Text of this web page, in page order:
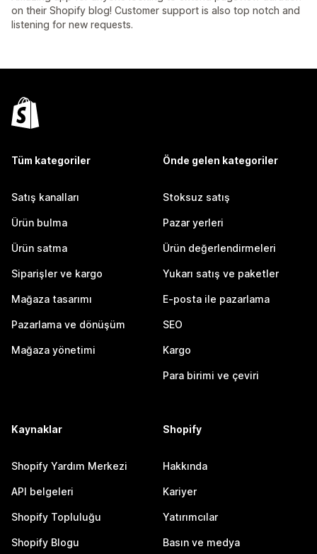
on their Shopify blog! Customer support is also top notch and
listening for new requests.
Tüm kategoriler
Satış kanalları
Ürün bulma
Ürün satma
Siparişler ve kargo
Mağaza tasarımı
Pazarlama ve dönüşüm
Mağaza yönetimi
Önde gelen kategoriler
Stoksuz satış
Pazar yerleri
Ürün değerlendirmeleri
Yukarı satış ve paketler
E-posta ile pazarlama
SEO
Kargo
Para birimi ve çeviri
Kaynaklar
Shopify Yardım Merkezi
API belgeleri
Shopify Topluluğu
Shopify Blogu
Shopify
Hakkında
Kariyer
Yatırımcılar
Basın ve medya